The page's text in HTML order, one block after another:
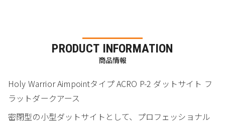
PRODUCT INFORMATION
商品情報
Holy Warrior Aimpointタイプ ACRO P-2 ダットサイト フ
ラットダークアース
密閉型の小型ダットサイトとして、プロフェッショナル